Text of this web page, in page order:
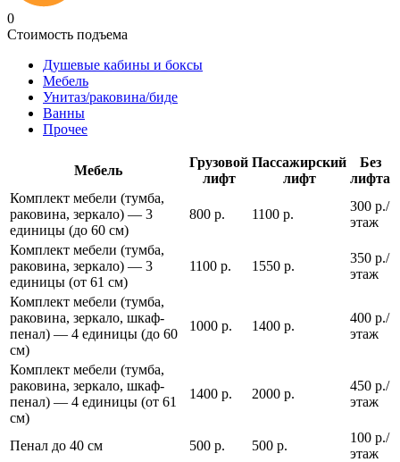
0
Стоимость подъема
Душевые кабины и боксы
Мебель
Унитаз/раковина/биде
Ванны
Прочее
Мебель
Грузовой
лифт
Пассажирский
лифт
Без
лифта
Комплект мебели (тумба,
раковина, зеркало) — 3
единицы (до 60 см)
800 р. 1100 р.
300 р./
этаж
Комплект мебели (тумба,
раковина, зеркало) — 3
единицы (от 61 см)
1100 р. 1550 р.
350 р./
этаж
Комплект мебели (тумба,
раковина, зеркало, шкаф-
пенал) — 4 единицы (до 60
см)
1000 р. 1400 р.
400 р./
этаж
Комплект мебели (тумба,
раковина, зеркало, шкаф-
пенал) — 4 единицы (от 61
см)
1400 р. 2000 р.
450 р./
этаж
Пенал до 40 см 500 р. 500 р.
100 р./
этаж